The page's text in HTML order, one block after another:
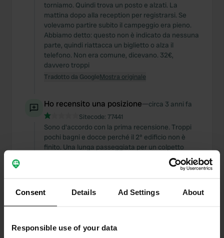
Consent Details Ad Settings About
Responsible use of your data
torniamo. Quindi trova un posto e alzati. La
mattina dopo alla reception per registrarsi. Se
volevamo partire subito il campeggio era pieno.
Abbiamo detto: questo non è indicato da nessuna
parte, quindi riattacca un biglietto o alza il
telefono. Non era comune, dicevano. 32€,
davvero troppi
Tradotto da GoogleMostra originale
Ho recensito una posizione—circa 3 anni fa
Sitecode: 77441
Sono d'accordo con la prima recensione. Troppi
pochi bagni e docce perché il 2° edificio non è
finito. Una lunga passeggiata per un colpetto
mentre il gasdotto è pronto nel nuovo sito. Paghi
10 euro per la prenotazione, check in alle 2 e
Ho recensito una posizione